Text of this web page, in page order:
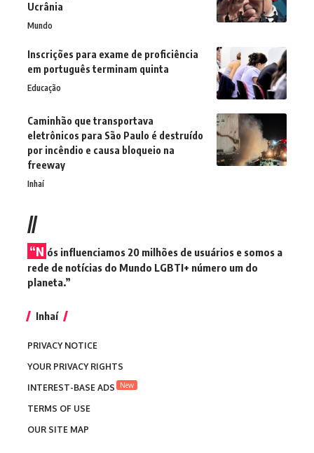
Ucrânia
Mundo
Inscrições para exame de proficiência
em português terminam quinta
Educação
Caminhão que transportava
eletrônicos para São Paulo é destruído
por incêndio e causa bloqueio na
freeway
Inhaí
//
“N ós influenciamos 20 milhões de usuários e somos a
rede de notícias do Mundo LGBTI+ número um do
planeta.”
Inhaí
PRIVACY NOTICE
YOUR PRIVACY RIGHTS
INTEREST-BASE ADS
New
TERMS OF USE
OUR SITE MAP